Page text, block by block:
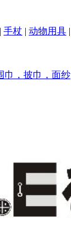
| 手杖 | 动物用具 |
巾，披巾，面纱